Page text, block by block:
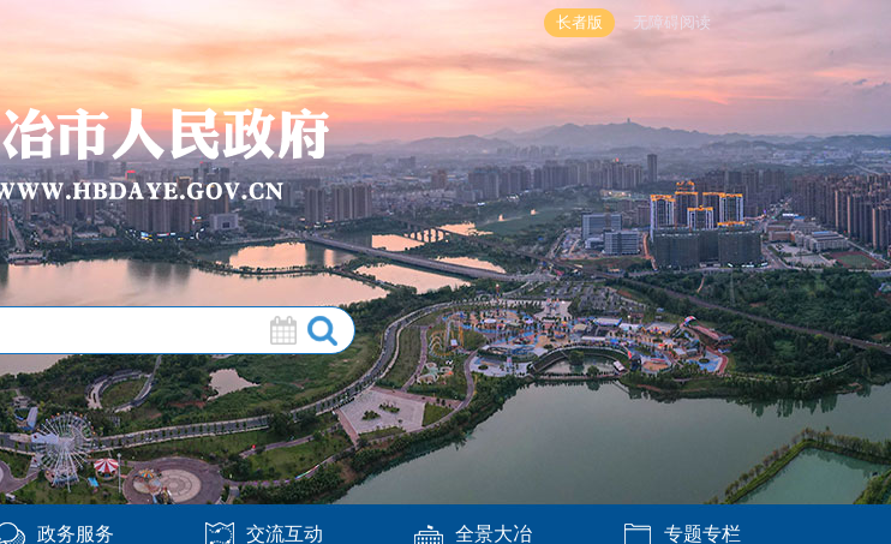
长者版 无障碍阅读
政务服务 交流互动 全景大冶 专题专栏